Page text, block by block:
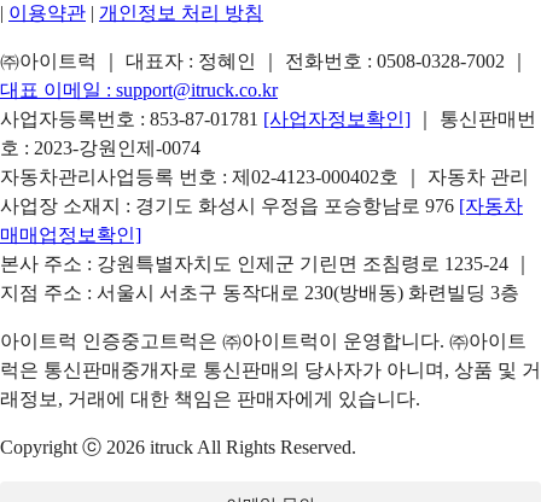
| 이용약관 | 개인정보 처리 방침
㈜아이트럭 ｜ 대표자 : 정혜인 ｜ 전화번호 : 0508-0328-7002
대표 이메일 : support@itruck.co.kr
사업자등록번호 : 853-87-01781 [사업자정보확인]
｜ 통신판매번
호 : 2023-강원인제-0074
자동차관리사업등록 번호 : 제02-4123-000402호 ｜ 자동차 관리
사업장 소재지 : 경기도 화성시 우정읍 포승항남로 976 [자동차
매매업정보확인]
본사 주소 : 강원특별자치도 인제군 기린면 조침령로 1235-24 ｜
지점 주소 : 서울시 서초구 동작대로 230(방배동) 화련빌딩 3층
아이트럭 인증중고트럭은 ㈜아이트럭이 운영합니다. ㈜아이트
럭은 통신판매중개자로 통신판매의 당사자가 아니며, 상품 및 거
래정보, 거래에 대한 책임은 판매자에게 있습니다.
Copyright ⓒ 2026 itruck All Rights Reserved.